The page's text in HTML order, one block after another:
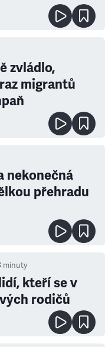
zvládlo,
migrantů
nekonečná
přehradu
minuty
kteří se v
rodičů